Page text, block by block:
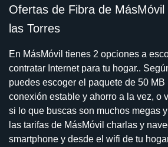
Ofertas de Fibra de
las Torres
En MásMóvil tienes 2 opciones a
contratar Internet para tu hogar..
puedes escoger el paquete de 50 MB
conexión estable y ahorro a la vez, o
si lo que buscas son muchos megas
las tarifas de MásMóvil charlas y
smartphone y desde el wifi de tu